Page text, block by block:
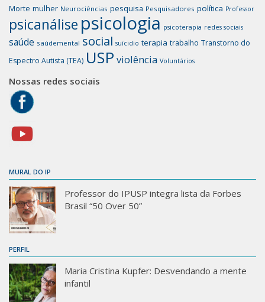
Morte mulher Neurociências pesquisa Pesquisadores política Professor
psicanálise psicologia psicoterapia redes sociais
saúde saúdemental social suícidio terapia trabalho Transtorno do
Espectro Autista (TEA) USP violência Voluntários
Nossas redes sociais
MURAL DO IP
Professor do IPUSP integra lista da Forbes
Brasil “50 Over 50”
PERFIL
Maria Cristina Kupfer: Desvendando a mente
infantil